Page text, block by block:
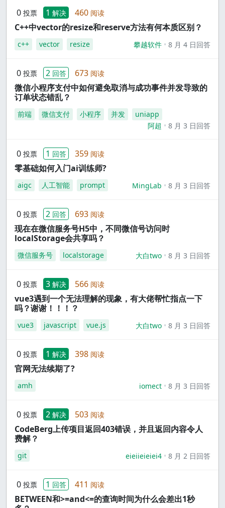
0 投票 1 解决 460 阅读
C++中vector的resize和reserve方法有何本质区别？
c++ vector resize 攀越软件 8 月 4 日回答
0 投票 2 回答 673 阅读
微信小程序支付中如何避免取消与成功事件并发导致的
订单状态错乱？
前端 微信支付 小程序 并发
uniapp
阿超
8 月 3 日回答
0 投票 1 回答 359 阅读
零基础如何入门ai训练师?
aigc 人工智能 prompt MingLab 8 月 3 日回答
0 投票 2 回答 693 阅读
现在在微信服务号H5中，不同微信号访问时
localStorage会共享吗？
微信服务号 localstorage 大白two 8 月 3 日回答
0 投票 3 解决 566 阅读
vue3遇到一个无法理解的现象，有大佬帮忙指点一下
吗？谢谢！！！？
vue3 javascript vue.js 大白two 8 月 3 日回答
0 投票 1 解决 398 阅读
官网无法续期了?
amh iomect 8 月 3 日回答
0 投票 2 解决 503 阅读
CodeBerg上传项目返回403错误，并且返回内容令人
费解？
git eieiieieiei4 8 月 2 日回答
0 投票 1 回答 411 阅读
BETWEEN和>=and<=的查询时间为什么会差出1秒